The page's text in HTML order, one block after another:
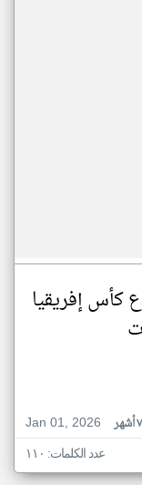
إفريقيا
Jan 01, 2026
عدد الكلمات: ١١٠